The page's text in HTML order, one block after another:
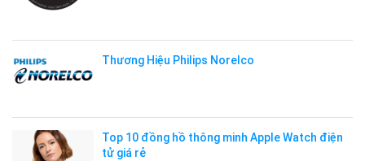
Thương Hiệu Philips Norelco
Top 10 đồng hồ thông minh Apple Watch điện
tử giá rẻ